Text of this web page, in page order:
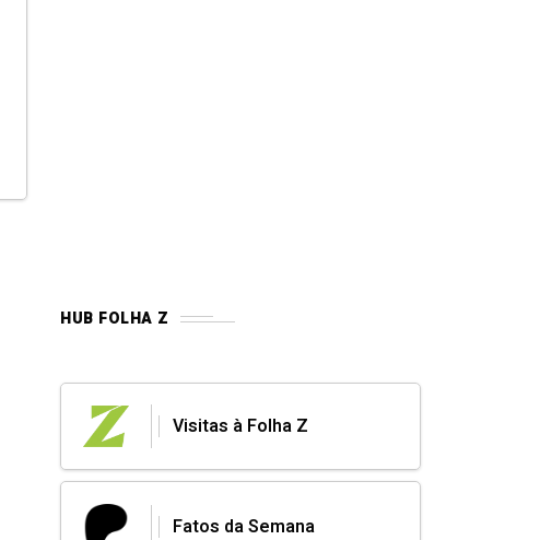
HUB FOLHA Z
Visitas à Folha Z
Fatos da Semana